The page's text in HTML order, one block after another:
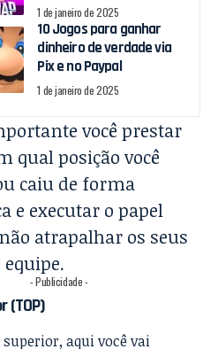
1 de janeiro de 2025
10 Jogos para ganhar
dinheiro de verdade via
Pix e no Paypal
1 de janeiro de 2025
você prestar
qual posição você
caiu de forma
e executar o papel
atrapalhar os seus
equipe.
- Publicidade -
(TOP)
superior, aqui você vai